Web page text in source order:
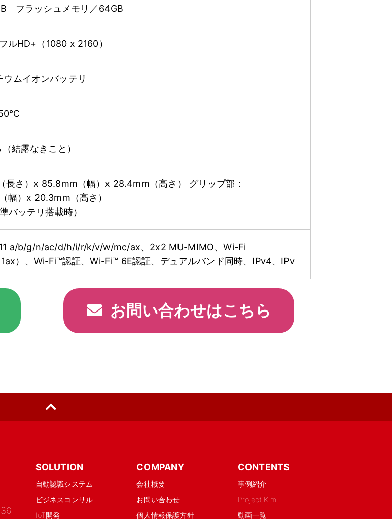
フラッシュメモリ／64GB
ルHD+（1080 x 2160）
ウムイオンバッテリ
結露なきこと）
長さ）x 85.8mm（幅）x 28.4mm（高さ） グリップ部：
幅）x 20.3mm（高さ）
バッテリ搭載時）
a/b/g/n/ac/d/h/i/r/k/v/w/mc/ax、2x2 MU-MIMO、Wi-Fi
）、Wi-Fi™認証、Wi-Fi™ 6E認証、デュアルバンド同時、IPv4、IPv
お問い合わせはこちら
SOLUTION
自動認識システム
ビジネスコンサル
IoT開発
COMPANY
会社概要
お問い合わせ
個人情報保護方針
CONTENTS
事例紹介
Project.Kimi
動画一覧